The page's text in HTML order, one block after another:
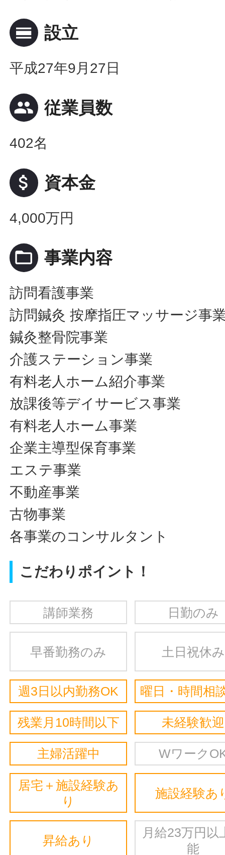
calendar_view_day 設立
平成27年9月27日
people 従業員数
402名
attach_money 資本金
4,000万円
folder_open 事業内容
訪問看護事業
訪問鍼灸 按摩指圧マッサージ事
鍼灸整骨院事業
介護ステーション事業
有料老人ホーム紹介事業
放課後等デイサービス事業
有料老人ホーム事業
企業主導型保育事業
エステ事業
不動産事業
古物事業
各事業のコンサルタント
こだわりポイント！
講師業務 日勤のみ
早番勤務のみ 土日祝休み
週3日以内勤務OK 曜日・時間相
残業月10時間以下 未経験歓迎
主婦活躍中 Wワーク
居宅＋施設経験あ
り
施設経験あ
昇給あり
月給23万円以
能